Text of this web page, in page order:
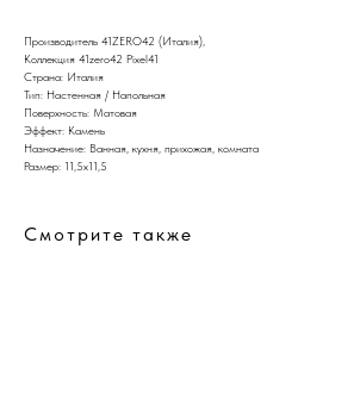
Производитель 41ZERO42 (Италия),
Коллекция 41zero42 Pixel41
Страна: Италия
Тип: Настенная / Напольная
Поверхность: Матовая
Эффект: Камень
Назначение: Ванная, кухня, прихожая, комната
Размер: 11,5x11,5
Смотрите также